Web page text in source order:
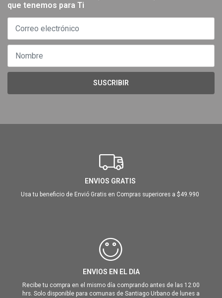
que tenemos para Ti
SUSCRIBIR
ENVIOS GRATIS
Usa tu beneficio de Envió Gratis en Compras superiores a $49.990
ENVIOS EN EL DIA
Recibe tu compra en el mismo día comprando antes de las 12:00
hrs. Solo disponible para comunas de Santiago Urbano de lunes a